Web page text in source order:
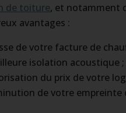
de toiture, et notamment
avantages :
de votre facture de
isolation acoustique ;
du prix de votre
de votre empreinte